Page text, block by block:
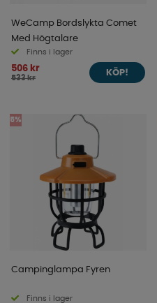
WeCamp Bordslykta Comet
Med Högtalare
Finns i lager
506 kr
533 kr
KÖP!
5%
Campinglampa Fyren
Finns i lager